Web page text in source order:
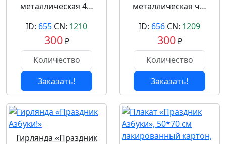
металлическая 4…
ID: 655 CN: 1210
300₽
Заказать!
металлическая ч…
ID: 656 CN: 1209
300₽
Заказать!
Гирлянда «Праздник